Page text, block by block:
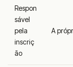
Respon
sável
pela
inscriç
ão
A